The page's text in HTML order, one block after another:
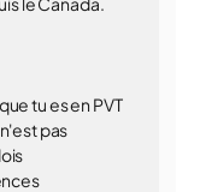
tu es en PVT
pas